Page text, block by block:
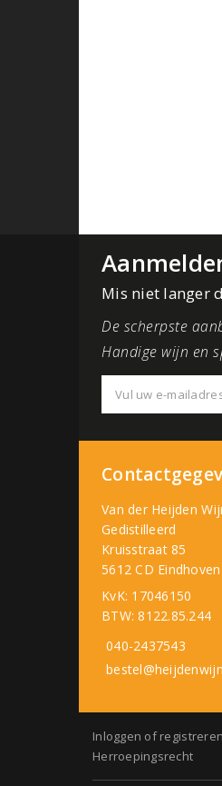
Mis niet langer
De scherpste
Handige wijn en
Van der Heijden
Gedistilleerd
Kruisstraat 85
5612 CD Eindhoven
KvK: 17046150
BTW: 8122.85.244
040-2437543
Inloggen of registreren
Herroepingsrecht